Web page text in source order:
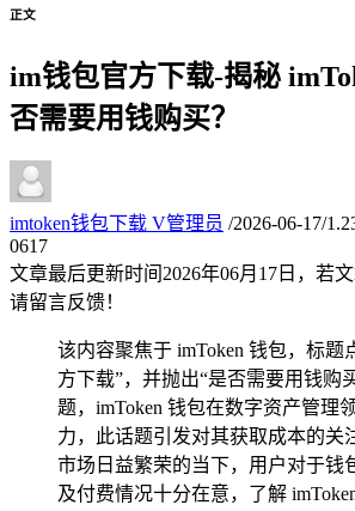
正文
im钱包官方下载-揭秘
否需要用钱购买？
imtoken钱包下载 V管理员 /2026-06-17/
0617
文章最后更新时间 2026年06月17日 ，若
请留言反馈！
该内容聚焦于 imToken 钱包，标题
方下载”，并抛出“是否需要用钱购
题，imToken 钱包在数字资产管理
力，此话题引发对其获取成本的关
市场日益繁荣的当下，用户对于钱
及付费情况十分在意，了解